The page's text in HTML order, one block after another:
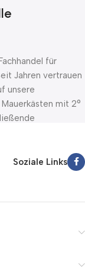
für
Jahren vertrauen
unsere
mit 2°
und Joventa. Wir
24-72 Stunden,
Soziale Links